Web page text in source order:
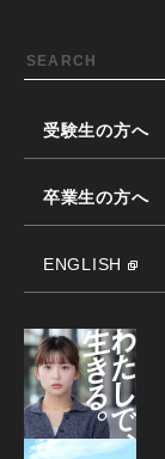
受験生の方へ
卒業生の方へ
ENGLISH